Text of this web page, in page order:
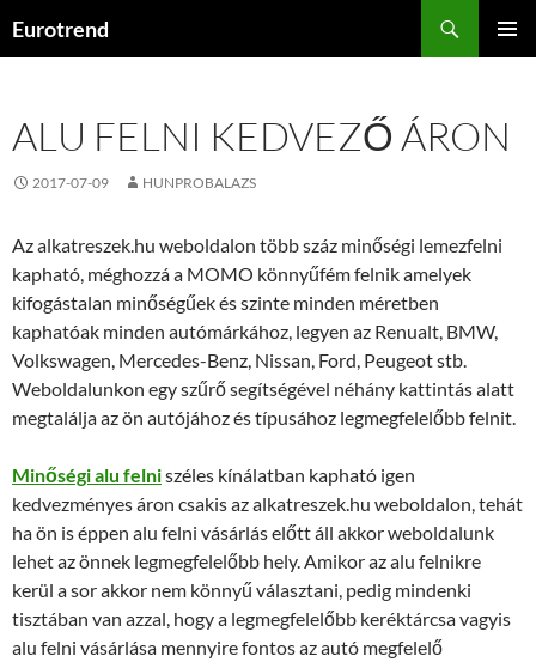
Eurotrend
ALU FELNI KEDVEZŐ ÁRON
2017-07-09 HUNPROBALAZS
Az alkatreszek.hu weboldalon több száz minőségi lemezfelni
kapható, méghozzá a MOMO könnyűfém felnik amelyek
kifogástalan minőségűek és szinte minden méretben
kaphatóak minden autómárkához, legyen az Renualt, BMW,
Volkswagen, Mercedes-Benz, Nissan, Ford, Peugeot stb.
Weboldalunkon egy szűrő segítségével néhány kattintás alatt
megtalálja az ön autójához és típusához legmegfelelőbb felnit.
Minőségi alu felniszéles kínálatban kapható igen
kedvezményes áron csakis az alkatreszek.hu weboldalon, tehát
ha ön is éppen alu felni vásárlás előtt áll akkor weboldalunk
lehet az önnek legmegfelelőbb hely. Amikor az alu felnikre
kerül a sor akkor nem könnyű választani, pedig mindenki
tisztában van azzal, hogy a legmegfelelőbb keréktárcsa vagyis
alu felni vásárlása mennyire fontos az autó megfelelő